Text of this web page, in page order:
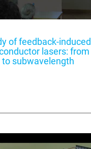
of feedback-induced
lasers: from
subwavelength